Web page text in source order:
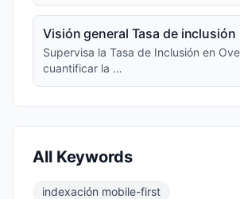
Visión general Tasa de inclusión
Supervisa la Tasa de Inclusión en
cuantificar la …
All Keywords
indexación mobile-first